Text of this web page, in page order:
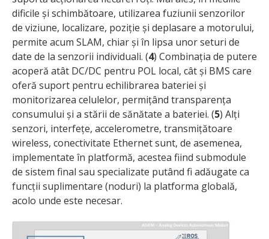
dificile și schimbătoare, utilizarea fuziunii senzorilor
de viziune, localizare, poziție și deplasare a motorului,
permite acum SLAM, chiar și în lipsa unor seturi de
date de la senzorii individuali. (4) Combinația de putere
acoperă atât DC/DC pentru POL local, cât și BMS care
oferă suport pentru echilibrarea bateriei și
monitorizarea celulelor, permițând transparența
consumului și a stării de sănătate a bateriei. (5) Alți
senzori, interfețe, accelerometre, transmițătoare
wireless, conectivitate Ethernet sunt, de asemenea,
implementate în platformă, acestea fiind submodule
de sistem final sau specializate putând fi adăugate ca
funcții suplimentare (noduri) la platforma globală,
acolo unde este necesar.